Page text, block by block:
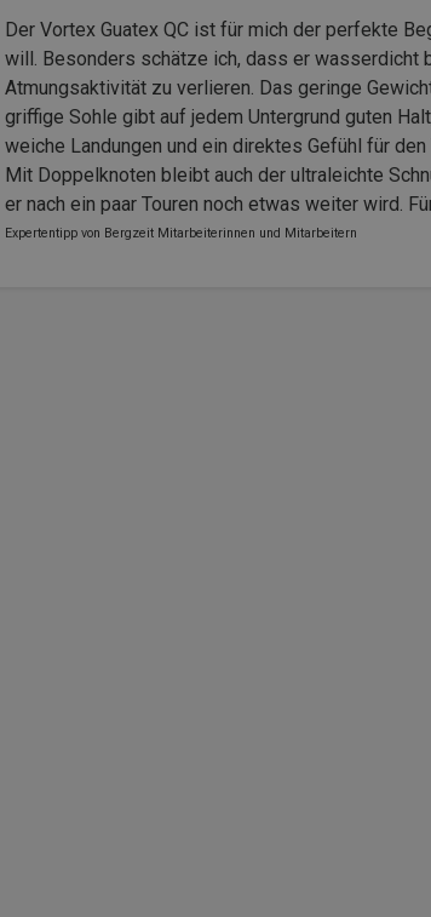
Der Vortex Guatex QC ist für mich der perfekte
will. Besonders schätze ich, dass er wasserdicht
Atmungsaktivität zu verlieren. Das geringe
griffige Sohle gibt auf jedem Untergrund guten
weiche Landungen und ein direktes Gefühl für
Mit Doppelknoten bleibt auch der ultraleichte
er nach ein paar Touren noch etwas weiter wird.
Expertentipp von Bergzeit Mitarbeiterinnen und Mitarbeitern